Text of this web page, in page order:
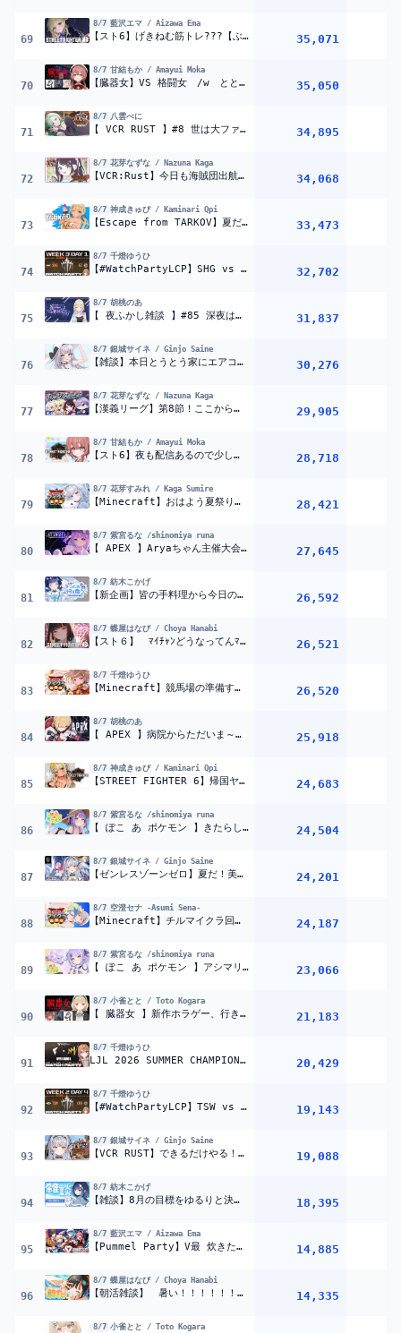
69
8/7 藍沢エマ / Aizawa Ema
【スト6】げきねむ筋トレ???【ぶいすぽっ！/ 藍沢エマ】 35,071
70
8/7 甘結もか / Amayui Moka
【臓器女】VS 格闘女 /w とと先輩、ろびんさん、顔芸さん【 ぶいすぽっ！甘結もか 】 35,050
71
8/7 八雲べに
【 VCR RUST 】#8 世は大ファーム時代【ぶいすぽ/八雲べに】 34,895
72
8/7 花芽なずな / Nazuna Kaga
【VCR:Rust】今日も海賊団出航するのか…！？【ぶいすぽ/花芽なずな】 34,068
73
8/7 神成きゅぴ / Kaminari Qpi
【Escape from TARKOV】夏だ！海だ！タルコフだ～～??【ぶいすぽっ！/神成きゅぴ】 33,473
74
8/7 千燈ゆうひ
【#WatchPartyLCP】SHG vs GZ | LCP 2026 Split 3 Swiss Stage Week 3 Day 1【ぶいすぽっ！/千燈ゆうひ】 32,702
75
8/7 胡桃のあ
【 夜ふかし雑談 】#85 深夜はまったり話したいよねぇ【ぶいすぽっ！胡桃のあ】 31,837
76
8/7 銀城サイネ / Ginjo Saine
【雑談】本日とうとう家にエアコンが付く（予定）【ぶいすぽっ！ #銀城サイネ 】 30,276
77
8/7 花芽なずな / Nazuna Kaga
【漢義リーグ】第8節！ここからの戦いが大事すぎる w ..白雪レイド、本阿弥あずさ、ルイス・キャミー【ぶいすぽ/花芽なずな】 29,905
78
8/7 甘結もか / Amayui Moka
【スト6】夜も配信あるので少し。明日・・・！くるのか【 ぶいすぽっ！甘結もか 】 28,718
79
8/7 花芽すみれ / Kaga Sumire
【Minecraft】おはよう夏祭りなにつくろうね~【ぶいすぽっ!/花芽すみれ】 28,421
80
8/7 紫宮るな /shinomiya runa
【 APEX 】Aryaちゃん主催大会スクリム w/1tappy、きなこ【 ぶいすぽっ！/紫宮るな 】 27,645
81
8/7 紡木こかげ
【新企画】皆の手料理から今日の夜ご飯TOP3を決める? ～今夜のつむおは何を食う～#1【ぶいすぽっ！ / 紡木こかげ】 26,592
82
8/7 蝶屋はなび / Choya Hanabi
【スト６】 ﾏｲﾁｬﾝどうなってんﾏﾘﾁｬﾝ！！！！！！！！！！！ 【 ぶいすぽっ！ ⁠/蝶屋はなび 】 26,521
83
8/7 千燈ゆうひ
【Minecraft】競馬場の準備する！【 ぶいすぽっ！ / 千燈ゆうひ 】 26,520
84
8/7 胡桃のあ
【 APEX 】病院からただいま～ソロちょっと行く【 ぶいすぽっ！胡桃のあ 】 25,918
85
8/7 神成きゅぴ / Kaminari Qpi
【STREET FIGHTER 6】帰国ヤスミンジェイミーレッツGO【ぶいすぽっ！/神成きゅぴ】 24,683
86
8/7 紫宮るな /shinomiya runa
【 ぽこ あ ポケモン 】きたらしい・・！アプデ・・・！【 ぶいすぽっ！/紫宮るな 】 24,504
87
8/7 銀城サイネ / Ginjo Saine
【ゼンレスゾーンゼロ】夏だ！美女だ！ゼンゼロだ！！【ぶいすぽっ！ #銀城サイネ 】 24,201
88
8/7 空澄セナ -Asumi Sena-
【Minecraft】チルマイクラ回廊作り⏀ぶいすぽ夏祭り準備。【空澄セナ/ぶいすぽっ！】 24,187
89
8/7 紫宮るな /shinomiya runa
【 ぽこ あ ポケモン 】アシマリギャルゲ【 ぶいすぽっ！/紫宮るな 】 23,066
90
8/7 小雀とと / Toto Kogara
【 臓器女 】新作ホラゲー、行きます w/顔芸さん、もかちゃん、ろびんさん【 ぶいすぽ / 小雀とと 】 21,183
91
8/7 千燈ゆうひ
LJL 2026 SUMMER CHAMPIONSHIP UPPER ROUND 3 公式ウォッチパーティー！【ぶいすぽっ！/千燈ゆうひ】 20,429
92
8/7 千燈ゆうひ
【#WatchPartyLCP】TSW vs CFO | LCP 2026 Split 3 Swiss Stage Week 2 Day 4【ぶいすぽっ！/千燈ゆうひ】 19,143
93
8/7 銀城サイネ / Ginjo Saine
【VCR RUST】できるだけやる！海賊になれるんですか！？【ぶいすぽっ！ #銀城サイネ 】 19,088
94
8/7 紡木こかげ
【雑談】8月の目標をゆるりと決める～ぶどうぱんを添えて～【ぶいすぽっ！ / 紡木こかげ】 18,395
95
8/7 藍沢エマ / Aizawa Ema
【Pummel Party】V最 炊きたてファジーおにぎり二次会！【ぶいすぽっ！/ 藍沢エマ】 14,885
96
8/7 蝶屋はなび / Choya Hanabi
【朝活雑談】 暑い！！！！！！！！！！！！！！ 【 ぶいすぽっ！ ⁠/蝶屋はなび 】 14,335
8/7 小雀とと / Toto Kogara